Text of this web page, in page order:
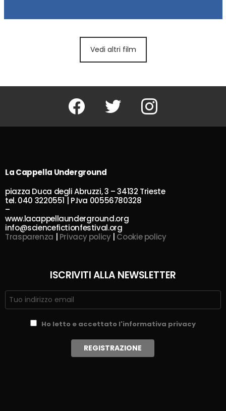
Vedi altri film
Facebook Twitter Instagram
La Cappella Underground
piazza Duca degli Abruzzi, 3 – 34132 Trieste
tel. 040 3220551 | P.Iva 00556780328
–
www.lacappellaunderground.org
info@sciencefictionfestival.org
Trasparenza | Privacy policy| Cookie policy
ISCRIVITI ALLA NEWSLETTER
Ho letto e accettato l'informativa privacy